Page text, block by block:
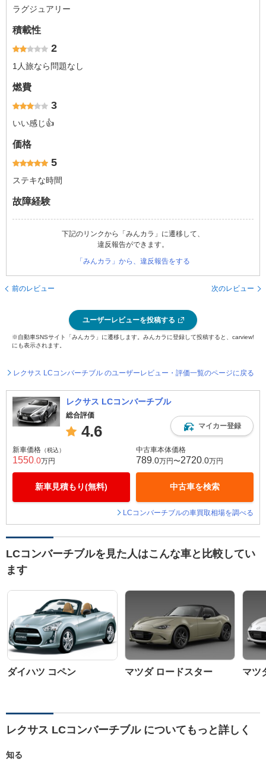
ラグジュアリー
積載性
2
1人旅なら問題なし
燃費
3
いい感じ👍
価格
5
ステキな時間
故障経験
下記のリンクから「みんカラ」に遷移して、
違反報告ができます。
「みんカラ」から、違反報告をする
前のレビュー 次のレビュー
ユーザーレビューを投稿する
※自動車SNSサイト「みんカラ」に遷移します。みんカラに登録して投稿すると、carview!
にも表示されます。
レクサス LCコンバーチブル のユーザーレビュー・評価一覧のページに戻る
レクサス LCコンバーチブル
総合評価
4.6 マイカー登録
新車価格 （税込）
1550 .0万円
新車見積もり(無料)
中古車本体価格
789 .0万円〜2720 .0万円
中古車を検索
LCコンバーチブルの車買取相場を調べる
LCコンバーチブルを見た人はこんな車と比較してい
ます
ダイハツ コペン マツダ ロードスター マツ
レクサス LCコンバーチブル についてもっと詳しく
知る